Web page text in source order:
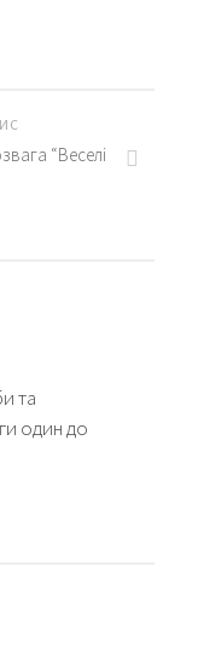
“Веселі
та
один до